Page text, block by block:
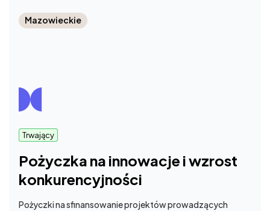
Mazowieckie
Trwający
Pożyczka na innowacje i wzrost
konkurencyjności
Pożyczki na sfinansowanie projektów prowadzących